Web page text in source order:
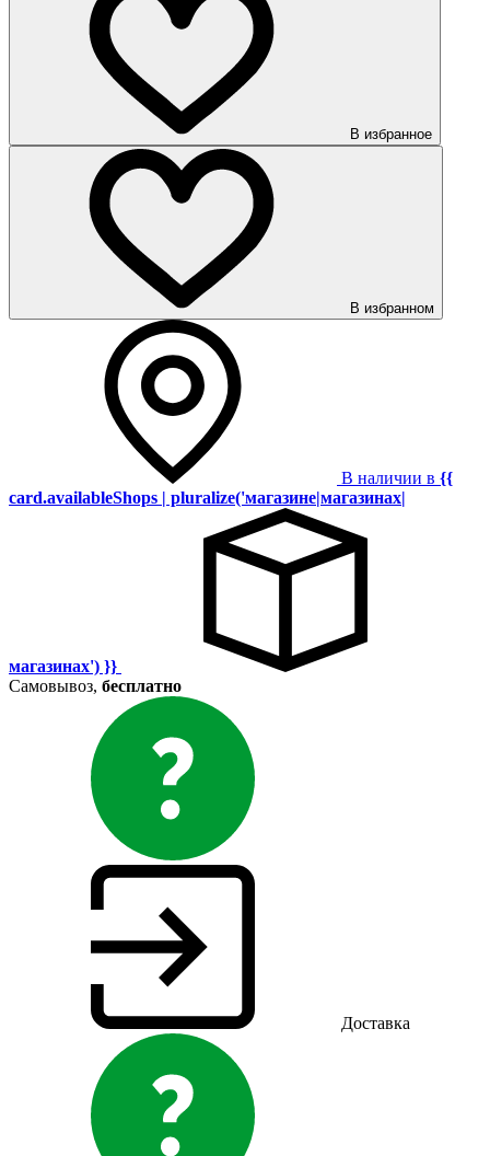
В избранное
В избранном
В наличии в {{
card.availableShops | pluralize('магазине|магазинах|
магазинах') }}
Самовывоз, бесплатно
Доставка